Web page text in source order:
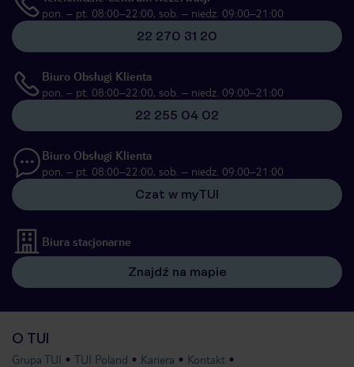
pon. – pt. 08:00–22:00, sob. – niedz. 09:00–21:00
22 270 31 20
Biuro Obsługi Klienta
pon. – pt. 08:00–22:00, sob. – niedz. 09:00–21:00
22 255 04 02
Biuro Obsługi Klienta
pon. – pt. 08:00–22:00, sob. – niedz. 09:00–21:00
Czat w myTUI
Biura stacjonarne
Znajdź na mapie
O TUI
Grupa TUI TUI Poland Kariera
Kontakt